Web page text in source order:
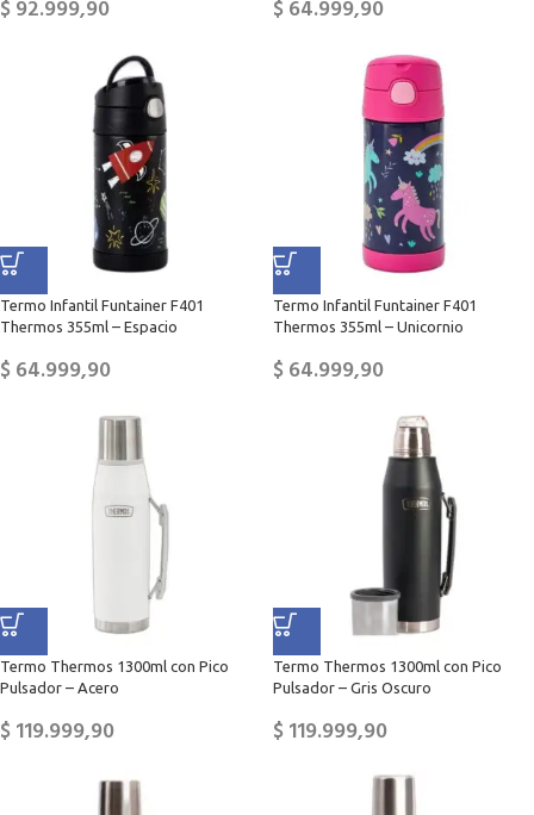
$92.999,90 $64.999,90
Termo Infantil Funtainer F401
Thermos 355ml – Espacio
$64.999,90
Termo Infantil Funtainer F401
Thermos 355ml – Unicornio
$64.999,90
Termo Thermos 1300ml con Pico
Pulsador – Acero
$119.999,90
Termo Thermos 1300ml con Pico
Pulsador – Gris Oscuro
$119.999,90